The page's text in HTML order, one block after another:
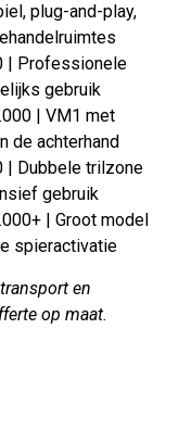
plug-and-play,
| Professionele
gebruik
| VM1 met
de achterhand
| Dubbele trilzone
gebruik
| Groot model
spieractivatie
en
op maat.